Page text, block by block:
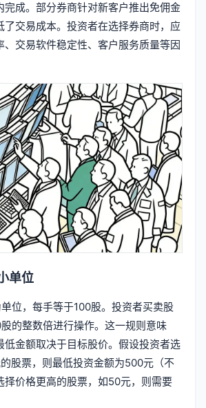
完成。部分券商针对新客户推出免佣金
了交易成本。投资者在选择券商时，应
、交易软件稳定性、客户服务质量等因
单位
位，每手等于100股。投资者买卖股
的整数倍进行操作。这一规则意味
低金额取决于目标股价。假设投资者选
股票，则最低投资金额为500元（不
择价格更高的股票，如50元，则需要